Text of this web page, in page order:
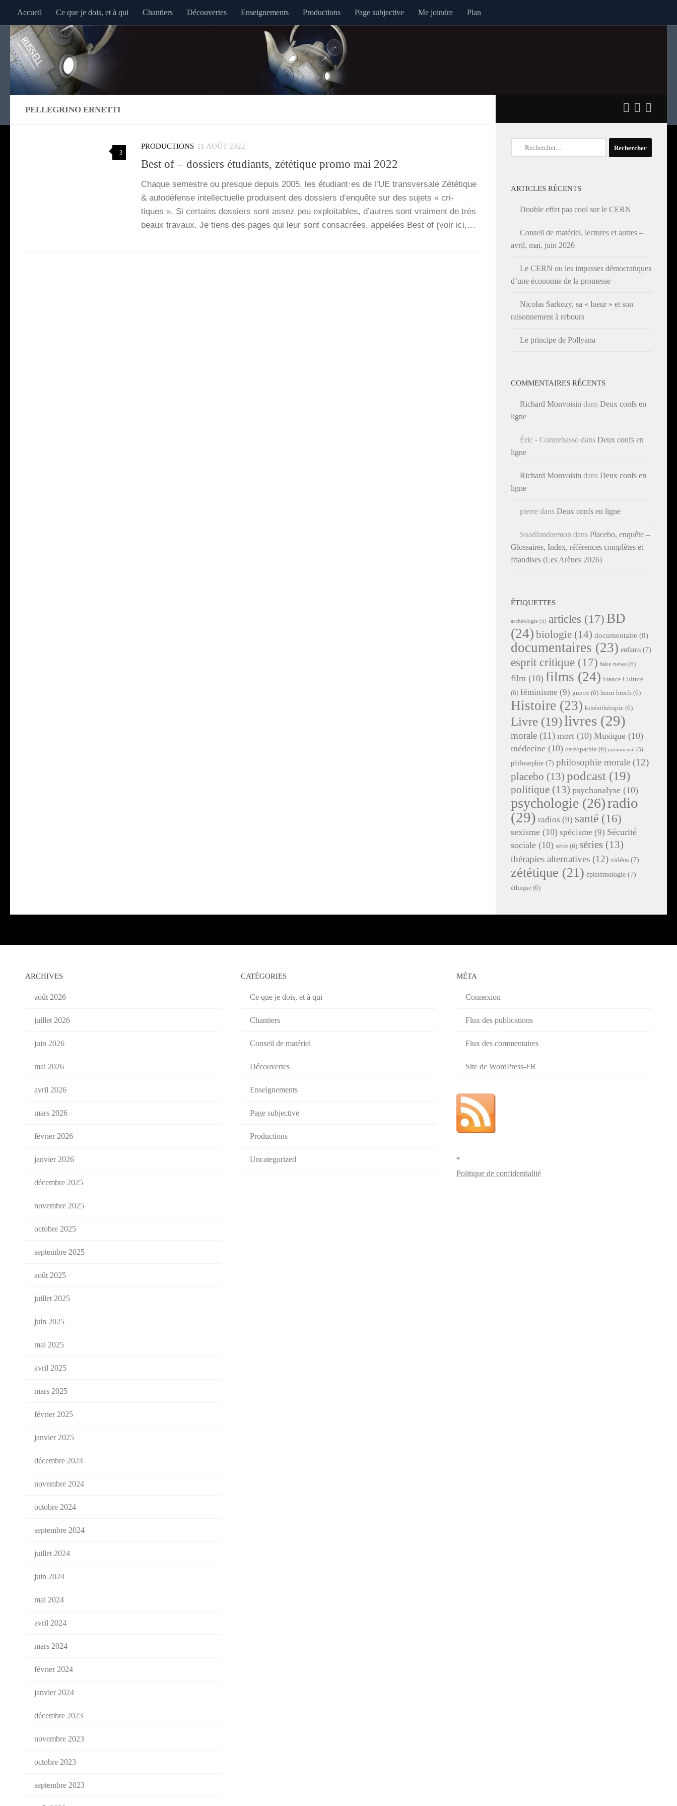
Au dessous du contenu
Accueil Ce que je dois, et à qui Chantiers Découvertes Enseignements Productions Page subjective Me joindre Plan
PELLEGRINO ERNETTI
3
PRODUCTIONS 11 AOÛT 2022
Best of – dossiers étudiants, zététique promo mai 2022
Chaque semestre ou presque depuis 2005, les étudiant·es de l’UE trans­ver­sale Zété­tique
& auto­dé­fense intel­lec­tuelle pro­duisent des dos­siers d’enquête sur des sujets « cri­
tiques ». Si cer­tains dos­siers sont assez peu exploi­tables, d’autres sont vrai­ment de très
beaux tra­vaux. Je tiens des pages qui leur sont consa­crées, appe­lées Best of (voir ici,…
Rechercher :
ARTICLES RÉCENTS
Double effet pas cool sur le CERN
Conseil de matériel, lectures et autres –
avril, mai, juin 2026
Le CERN ou les impasses démocratiques
d’une économie de la promesse
Nicolas Sarkozy, sa « lueur » et son
raisonnement à rebours
Le principe de Pollyana
COMMENTAIRES RÉCENTS
Richard Monvoisin dans Deux confs en
ligne
Éric - Contrebasso dans Deux confs en
ligne
Richard Monvoisin dans Deux confs en
ligne
pierre dans Deux confs en ligne
Soadfandaemon dans Placebo, enquête –
Glossaires, Index, références complètes et
friandises (Les Arènes 2026)
ÉTIQUETTES
archéologie (5) articles (17) BD
(24) biologie (14) documentaire (8)
documentaires (23) enfants (7)
esprit critique (17) fake news (6)
film (10) films (24) France Culture
(6) féminisme (9) guerre (6) henri broch (6)
Histoire (23) kinésithérapie (6)
Livre (19)livres (29)
morale (11) mort (10) Musique (10)
médecine (10) ostéopathie (6) paranormal (5)
philosophie (7) philosophie morale (12)
placebo (13) podcast (19)
politique (13) psychanalyse (10)
psychologie (26)radio
(29) radios (9) santé (16)
sexisme (10) spécisme (9) Sécurité
sociale (10) série (6) séries (13)
thérapies alternatives (12) vidéos (7)
zététique (21) épistémologie (7)
éthique (6)
ARCHIVES
août 2026
juillet 2026
juin 2026
mai 2026
avril 2026
mars 2026
février 2026
janvier 2026
décembre 2025
novembre 2025
octobre 2025
septembre 2025
août 2025
juillet 2025
juin 2025
mai 2025
avril 2025
mars 2025
février 2025
janvier 2025
décembre 2024
novembre 2024
octobre 2024
septembre 2024
juillet 2024
juin 2024
mai 2024
avril 2024
mars 2024
février 2024
janvier 2024
décembre 2023
novembre 2023
octobre 2023
septembre 2023
CATÉGORIES
Ce que je dois, et à qui
Chantiers
Conseil de matériel
Découvertes
Enseignements
Page subjective
Productions
Uncategorized
MÉTA
Connexion
Flux des publications
Flux des commentaires
Site de WordPress-FR
»
Politique de confidentialité